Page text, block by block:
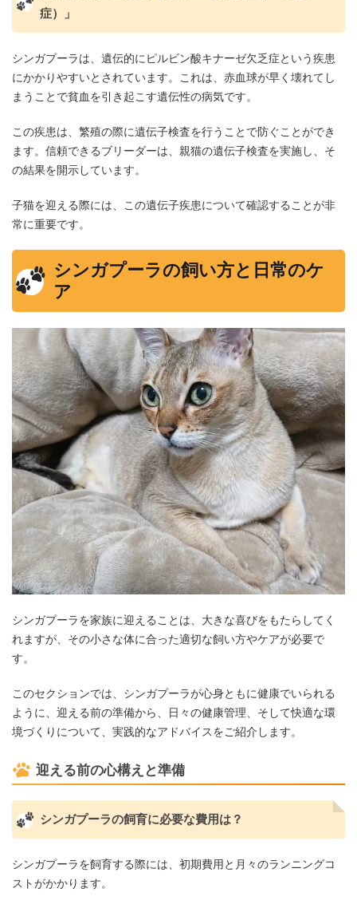
症）」
シンガプーラは、遺伝的にピルビン酸キナーゼ欠乏症という疾患
にかかりやすいとされています。これは、赤血球が早く壊れてし
まうことで貧血を引き起こす遺伝性の病気です。
この疾患は、繁殖の際に遺伝子検査を行うことで防ぐことができ
ます。信頼できるブリーダーは、親猫の遺伝子検査を実施し、そ
の結果を開示しています。
子猫を迎える際には、この遺伝子疾患について確認することが非
常に重要です。
シンガプーラの飼い方と日常のケ
ア
シンガプーラを家族に迎えることは、大きな喜びをもたらしてく
れますが、その小さな体に合った適切な飼い方やケアが必要で
す。
このセクションでは、シンガプーラが心身ともに健康でいられる
ように、迎える前の準備から、日々の健康管理、そして快適な環
境づくりについて、実践的なアドバイスをご紹介します。
迎える前の心構えと準備
シンガプーラの飼育に必要な費用は？
シンガプーラを飼育する際には、初期費用と月々のランニングコ
ストがかかります。